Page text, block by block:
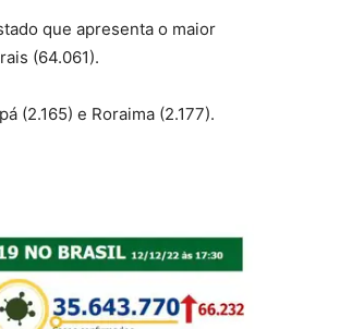
que apresenta o maior
(64.061).
(2.165) e Roraima (2.177).